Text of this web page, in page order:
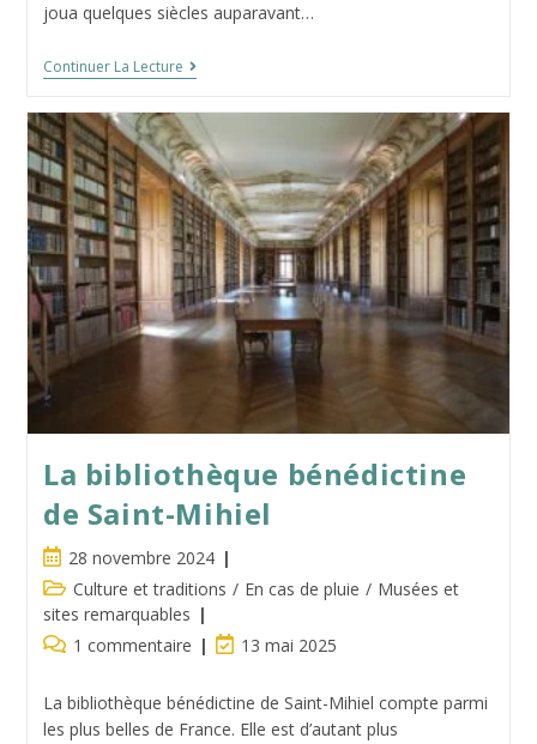
joua quelques siècles auparavant…
Continuer La LectureVerdun :
La
Lorraine
Qui
Décida
Du
Sort
De
L’Europe
La bibliothèque bénédictine
de Saint-Mihiel
Publication
publiée :
28 novembre 2024
Post
category:
Culture et traditions / En cas de pluie / Musées et
sites remarquables
Commentaires
la
publication :
1 commentaire
Dernière
de
13 mai 2025
La bibliothèque bénédictine de Saint-Mihiel compte parmi
les plus belles de France. Elle est d’autant plus